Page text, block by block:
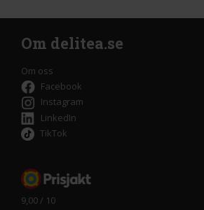
Om delitea.se
Om oss
Facebook
Instagram
LinkedIn
TikTok
9,00 / 10